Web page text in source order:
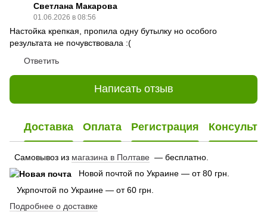
Светлана Макарова
01.06.2026 в 08:56
Настойка крепкая, пропила одну бутылку но особого
результата не почувствовала :(
Ответить
Написать отзыв
Доставка Оплата Регистрация
Самовывоз из магазина в Полтаве — бесплатно.
Новой почтой по Украине — от 80 грн.
Укрпочтой по Украине — от 60 грн.
Подробнее о доставке